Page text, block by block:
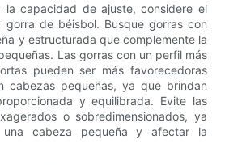
la capacidad de ajuste, considere el
de béisbol. Busque gorras con
y estructurada que complemente la
Las gorras con un perfil más
pueden ser más favorecedoras
cabezas pequeñas, ya que brindan
y equilibrada. Evite las
o sobredimensionados, ya
cabeza pequeña y afectar la